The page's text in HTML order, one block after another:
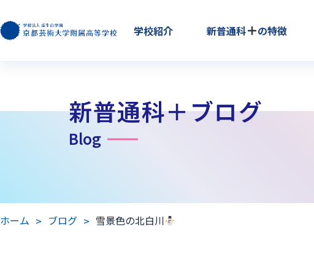
学校紹介 新普通科 の特徴
新普通科＋ブログ
Blog
ホーム ブログ 雪景色の北白川